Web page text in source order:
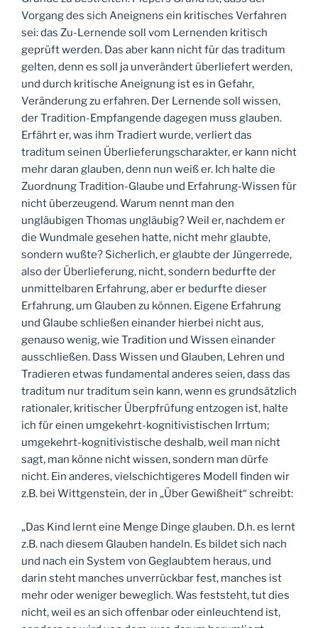
Vorgang des sich Aneignens ein kritisches Verfahren
sei: das Zu-Lernende soll vom Lernenden kritisch
geprüft werden. Das aber kann nicht für das traditum
gelten, denn es soll ja unverändert überliefert werden,
und durch kritische Aneignung ist es in Gefahr,
Veränderung zu erfahren. Der Lernende soll wissen,
der Tradition-Empfangende dagegen muss glauben.
Erfährt er, was ihm Tradiert wurde, verliert das
traditum seinen Überlieferungscharakter, er kann nicht
mehr daran glauben, denn nun weiß er. Ich halte die
Zuordnung Tradition-Glaube und Erfahrung-Wissen für
nicht überzeugend. Warum nennt man den
ungläubigen Thomas ungläubig? Weil er, nachdem er
die Wundmale gesehen hatte, nicht mehr glaubte,
sondern wußte? Sicherlich, er glaubte der Jüngerrede,
also der Überlieferung, nicht, sondern bedurfte der
unmittelbaren Erfahrung, aber er bedurfte dieser
Erfahrung, um Glauben zu können. Eigene Erfahrung
und Glaube schließen einander hierbei nicht aus,
genauso wenig, wie Tradition und Wissen einander
ausschließen. Dass Wissen und Glauben, Lehren und
Tradieren etwas fundamental anderes seien, dass das
traditum nur traditum sein kann, wenn es grundsätzlich
rationaler, kritischer Überpfrüfung entzogen ist, halte
ich für einen umgekehrt-kognitivistischen Irrtum;
umgekehrt-kognitivistische deshalb, weil man nicht
sagt, man könne nicht wissen, sondern man dürfe
nicht. Ein anderes, vielschichtigeres Modell finden wir
z.B. bei Wittgenstein, der in „Über Gewißheit“ schreibt:
„Das Kind lernt eine Menge Dinge glauben. D.h. es lernt
z.B. nach diesem Glauben handeln. Es bildet sich nach
und nach ein System von Geglaubtem heraus, und
darin steht manches unverrückbar fest, manches ist
mehr oder weniger beweglich. Was feststeht, tut dies
nicht, weil es an sich offenbar oder einleuchtend ist,